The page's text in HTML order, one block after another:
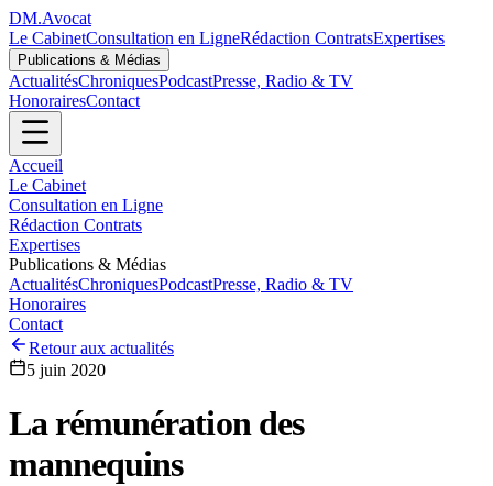
DM.Avocat
Le CabinetConsultation en LigneRédaction ContratsExpertises
Publications & Médias
ActualitésChroniquesPodcastPresse, Radio & TV
HonorairesContact
Accueil
Le Cabinet
Consultation en Ligne
Rédaction Contrats
Expertises
Publications & Médias
ActualitésChroniquesPodcastPresse, Radio & TV
Honoraires
Contact
Retour aux actualités
5 juin 2020
La rémunération des
mannequins